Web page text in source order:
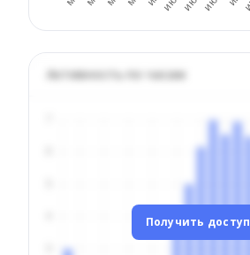
Активность по часам
Получить доступ